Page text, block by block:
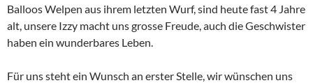
Balloos Welpen aus ihrem letzten Wurf, sind heute fast 4 Jahre
alt, unsere Izzy macht uns grosse Freude, auch die Geschwister
haben ein wunderbares Leben.
Für uns steht ein Wunsch an erster Stelle, wir wünschen uns